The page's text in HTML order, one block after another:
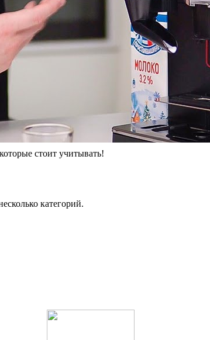
стоит учитывать!
категорий.